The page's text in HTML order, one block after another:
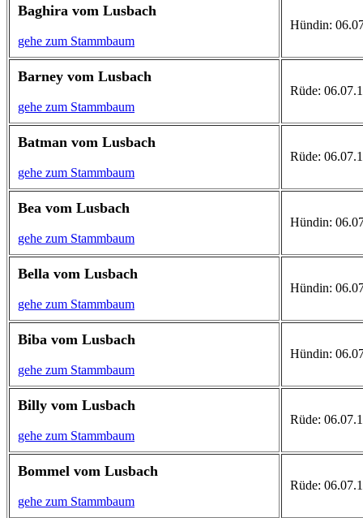
Baghira vom Lusbach
gehe zum Stammbaum
Hündin:
Barney vom Lusbach
gehe zum Stammbaum
Rüde:
Batman vom Lusbach
gehe zum Stammbaum
Rüde:
Bea vom Lusbach
gehe zum Stammbaum
Hündin:
Bella vom Lusbach
gehe zum Stammbaum
Hündin:
Biba vom Lusbach
gehe zum Stammbaum
Hündin:
Billy vom Lusbach
gehe zum Stammbaum
Rüde:
Bommel vom Lusbach
gehe zum Stammbaum
Rüde: